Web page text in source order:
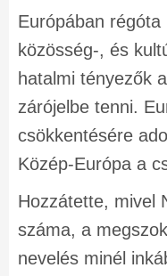
Európában
közösség-, és
hatalmi tényezők
zárójelbe tenni.
csökkentésére
Közép-Európa a
Hozzátette, mivel
száma, a
nevelés minél